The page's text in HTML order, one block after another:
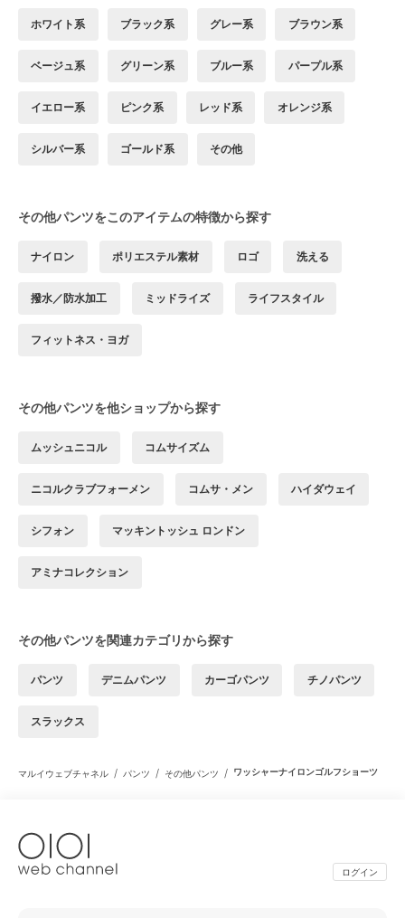
ホワイト系 ブラック系 グレー系 ブラウン系
ベージュ系 グリーン系 ブルー系 パープル系
イエロー系 ピンク系 レッド系 オレンジ系
シルバー系 ゴールド系 その他
その他パンツをこのアイテムの特徴から探す
ナイロン ポリエステル素材 ロゴ 洗える
撥水／防水加工 ミッドライズ ライフスタイル
フィットネス・ヨガ
その他パンツを他ショップから探す
ムッシュニコル コムサイズム
ニコルクラブフォーメン コムサ・メン ハイダウェイ
シフォン マッキントッシュ ロンドン
アミナコレクション
その他パンツを関連カテゴリから探す
パンツ デニムパンツ カーゴパンツ チノパンツ
スラックス
マルイウェブチャネル / パンツ / その他パンツ / ワッシャーナイロンゴルフショーツ
ログイン